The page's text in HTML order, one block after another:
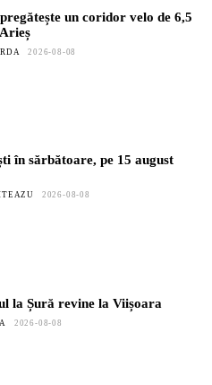
un coridor velo de 6,5
2026-08-08
în sărbătoare, pe 15 august
2026-08-08
la Șură revine la Viișoara
2026-08-08